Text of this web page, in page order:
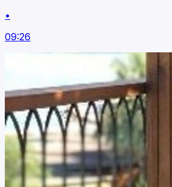
•
09:26